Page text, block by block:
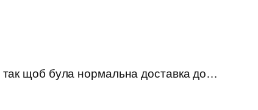
так щоб була нормальна доставка до…